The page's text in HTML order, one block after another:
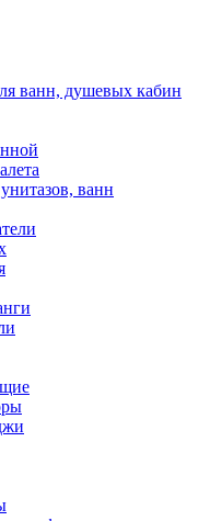
ванн, душевых кабин
ванн